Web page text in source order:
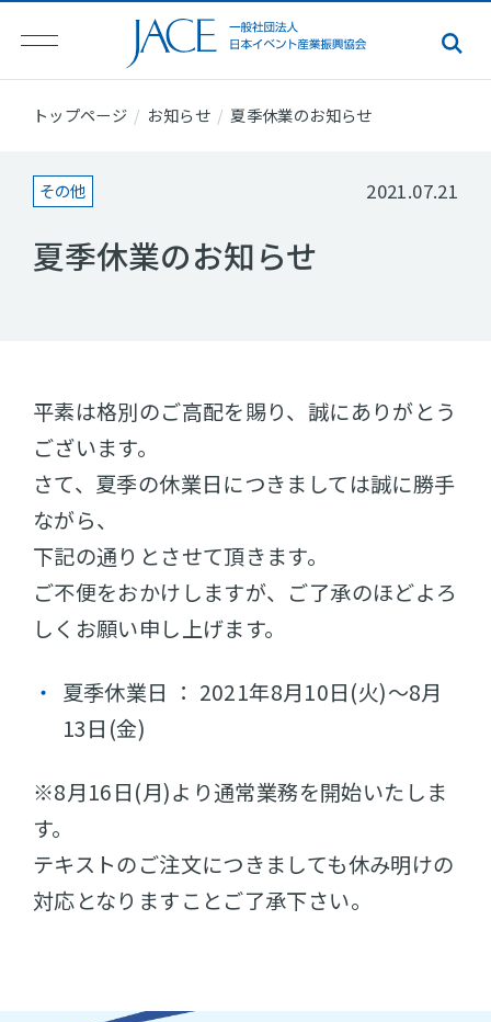
トップページ お知らせ 夏季休業のお知らせ
その他 2021.07.21
夏季休業のお知らせ
平素は格別のご高配を賜り、誠にありがとう
ございます。
さて、夏季の休業日につきましては誠に勝手
ながら、
下記の通りとさせて頂きます。
ご不便をおかけしますが、ご了承のほどよろ
しくお願い申し上げます。
夏季休業日 ： 2021年8月10日(火)～8月
13日(金)
※8月16日(月)より通常業務を開始いたしま
す。
テキストのご注文につきましても休み明けの
対応となりますことご了承下さい。